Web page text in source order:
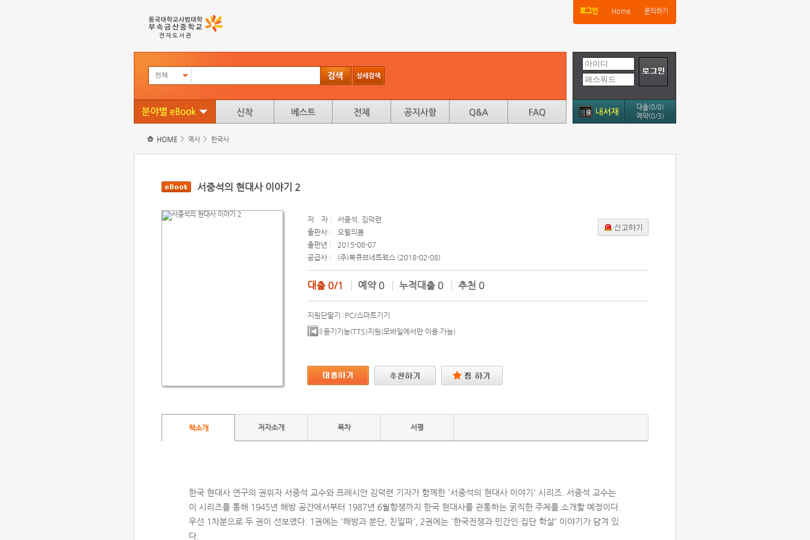
로그인 Home 문의하기
전체
대출(0/0)
예약(0/3)
HOME 역사 한국사
서중석의 현대사 이야기 2
저 자 :
서중석, 김덕련
출판사 :
오월의봄
출판년 :
2015-08-07
공급사 :
(주)북큐브네트웍스 (2018-02-08)
대출 0/1 예약 0 누적대출 0 추천 0
지원단말기 :PC/스마트기기
듣기기능(TTS)지원(모바일에서만 이용 가능)
책소개 저자소개 목차 서평
한국 현대사 연구의 권위자 서중석 교수와 프레시안 김덕련 기자가 함께한 '서중석의 현대사 이야기' 시리즈. 서중석 교수는
이 시리즈를 통해 1945년 해방 공간에서부터 1987년 6월항쟁까지 한국 현대사를 관통하는 굵직한 주제를 소개할 예정이다.
우선 1차분으로 두 권이 선보였다. 1권에는 '해방과 분단, 친일파', 2권에는 '한국전쟁과 민간인 집단 학살' 이야기가 담겨 있
다.